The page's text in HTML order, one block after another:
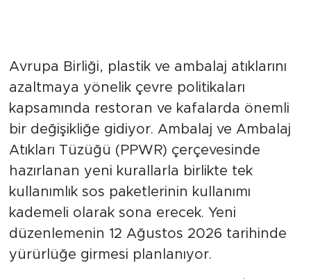
Avrupa Birliği, plastik ve ambalaj atıklarını
azaltmaya yönelik çevre politikaları
kapsamında restoran ve kafalarda önemli
bir değişikliğe gidiyor. Ambalaj ve Ambalaj
Atıkları Tüzüğü (PPWR) çerçevesinde
hazırlanan yeni kurallarla birlikte tek
kullanımlık sos paketlerinin kullanımı
kademeli olarak sona erecek. Yeni
düzenlemenin 12 Ağustos 2026 tarihinde
yürürlüğe girmesi planlanıyor.